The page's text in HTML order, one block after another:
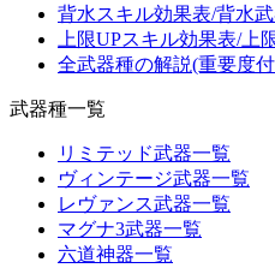
背水スキル効果表/背水
上限UPスキル効果表/上
全武器種の解説(重要度
武器種一覧
リミテッド武器一覧
ヴィンテージ武器一覧
レヴァンス武器一覧
マグナ3武器一覧
六道神器一覧